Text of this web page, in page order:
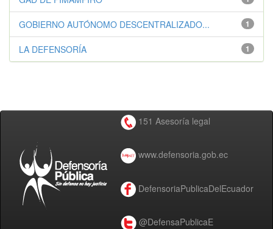
1
GOBIERNO AUTÓNOMO DESCENTRALIZADO...
1
LA DEFENSORÍA
151 Asesoría legal
www.defensoria.gob.ec
DefensoriaPublicaDelEcuador
@DefensaPublicaE